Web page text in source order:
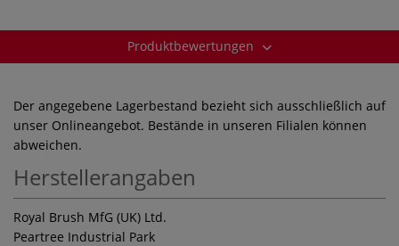
Produktbewertungen
Der angegebene Lagerbestand bezieht sich ausschließlich auf
unser Onlineangebot. Bestände in unseren Filialen können
abweichen.
Herstellerangaben
Royal Brush MfG (UK) Ltd.
Peartree Industrial Park